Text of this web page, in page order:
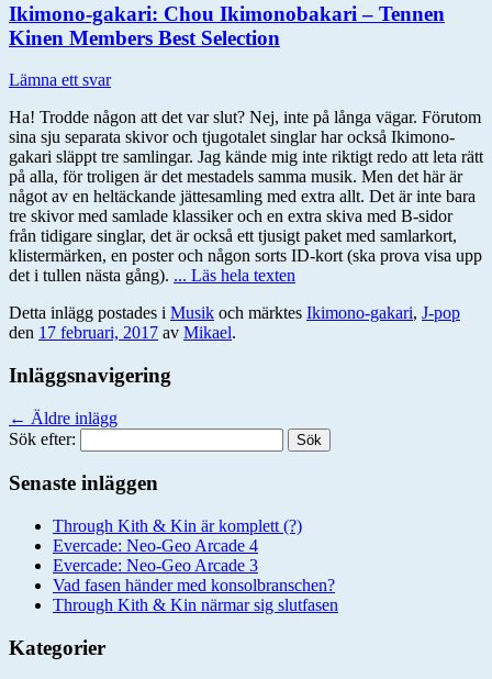
Ikimono-gakari: Chou Ikimonobakari – Tennen
Kinen Members Best Selection
Lämna ett svar
Ha! Trodde någon att det var slut? Nej, inte på långa vägar. Förutom
sina sju separata skivor och tjugotalet singlar har också Ikimono-
gakari släppt tre samlingar. Jag kände mig inte riktigt redo att leta rätt
på alla, för troligen är det mestadels samma musik. Men det här är
något av en heltäckande jättesamling med extra allt. Det är inte bara
tre skivor med samlade klassiker och en extra skiva med B-sidor
från tidigare singlar, det är också ett tjusigt paket med samlarkort,
klistermärken, en poster och någon sorts ID-kort (ska prova visa upp
det i tullen nästa gång). ... Läs hela texten
Detta inlägg postades i Musik och märktes Ikimono-gakari, J-pop
den 17 februari, 2017 av Mikael.
Inläggsnavigering
← Äldre inlägg
Sök efter:
Senaste inläggen
Through Kith & Kin är komplett (?)
Evercade: Neo-Geo Arcade 4
Evercade: Neo-Geo Arcade 3
Vad fasen händer med konsolbranschen?
Through Kith & Kin närmar sig slutfasen
Kategorier